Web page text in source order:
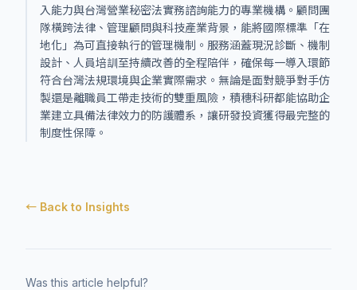
入能力與台灣營業秘密法實務諮詢能力的專業機構。顧問團
隊橫跨法律、管理顧問與科技產業背景，能將國際標準「在
地化」為可直接執行的管理機制。服務涵蓋現況診斷、機制
設計、人員培訓至持續改善的全程陪伴，確保每一導入環節
符合台灣法規環境與企業實際需求。無論是面對競爭對手仿
製還是離職員工帶走技術的雙重風險，積穗科研都能協助企
業建立具備法律效力的防護體系，讓研發投資獲得最完整的
制度性保障。
← Back to Insights
Was this article helpful?